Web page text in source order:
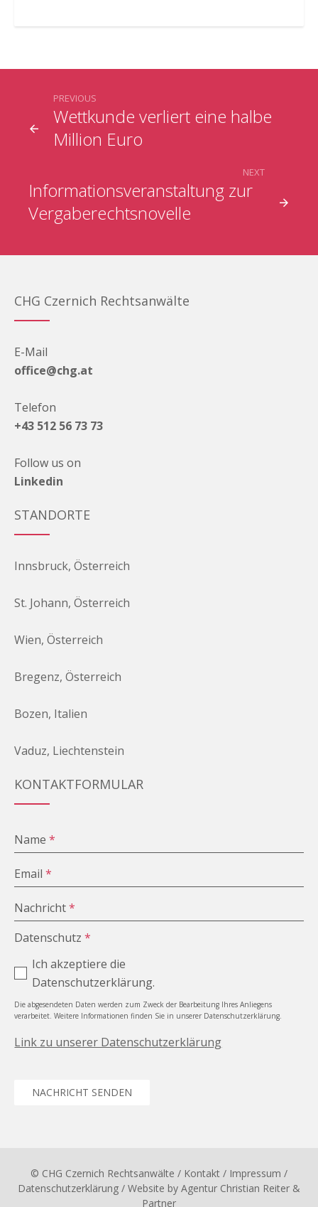
Wettkunde verliert eine halbe
Million Euro
PREVIOUS
Informationsveranstaltung zur
Vergaberechtsnovelle
NEXT
CHG Czernich Rechtsanwälte
E-Mail
office@chg.at
Telefon
+43 512 56 73 73
Follow us on
Linkedin
STANDORTE
Innsbruck, Österreich
St. Johann, Österreich
Wien, Österreich
Bregenz, Österreich
Bozen, Italien
Vaduz, Liechtenstein
KONTAKTFORMULAR
Name*
Email*
Nachricht*
Datenschutz*
Ich akzeptiere die
Datenschutzerklärung.
Die abgesendeten Daten werden zum Zweck der Bearbeitung Ihres Anliegens
verarbeitet. Weitere Informationen finden Sie in unserer Datenschutzerklärung.
Link zu unserer Datenschutzerklärung
NACHRICHT SENDEN
© CHG Czernich Rechtsanwälte / Kontakt / Impressum /
Datenschutzerklärung / Website by Agentur Christian Reiter &
Partner